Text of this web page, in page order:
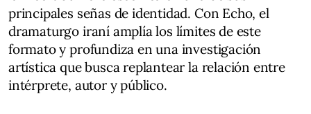
principales señas de identidad. Con Echo, el
dramaturgo iraní amplía los límites de este
formato y profundiza en una investigación
artística que busca replantear la relación entre
intérprete, autor y público.